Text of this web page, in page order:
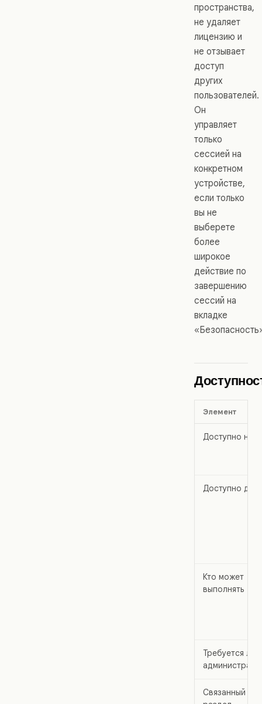
пространства,
не удаляет
лицензию и
не отзывает
доступ
других
пользователей.
Он
управляет
только
сессией на
конкретном
устройстве,
если только
вы не
выберете
более
широкое
действие по
завершению
сессий на
вкладке
Элемент
Доступно на
Доступно для
Кто может
выполнять
Требуется ли
Связанный